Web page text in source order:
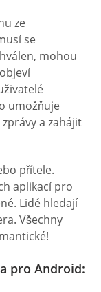
ze
se
mohou
umožňuje
a zahájit
přítele.
aplikací pro
Lidé hledají
Všechny
pro Android: